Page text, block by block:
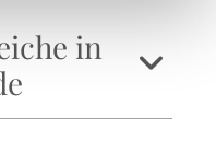
in